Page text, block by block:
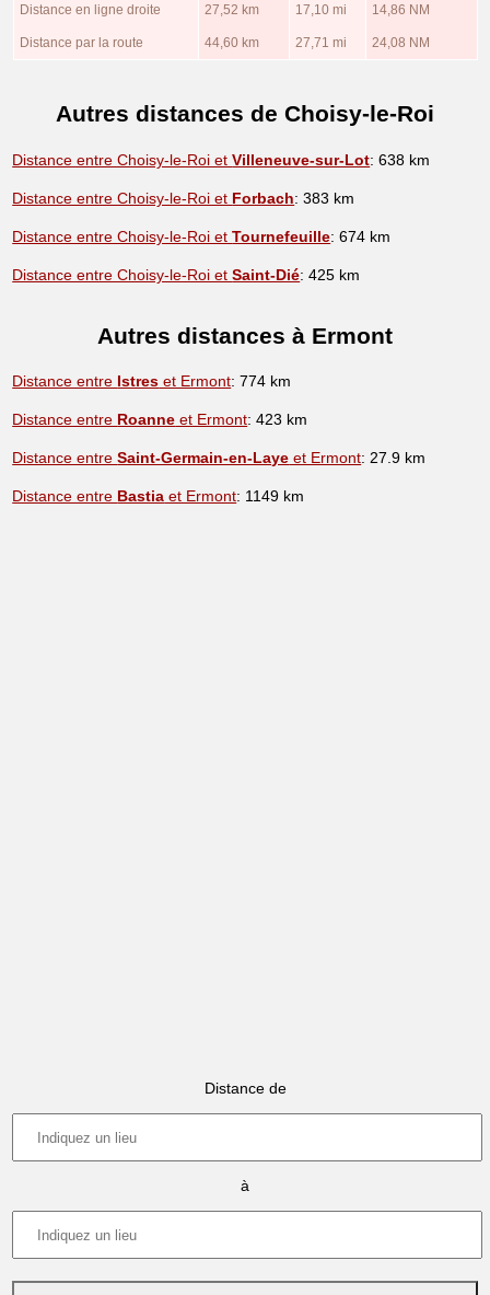
Distance en ligne droite 27,52 km 17,10 mi 14,86 NM
Distance par la route 44,60 km 27,71 mi 24,08 NM
Autres distances de Choisy-le-Roi
Distance entre Choisy-le-Roi etVilleneuve-sur-Lot: 638 km
Distance entre Choisy-le-Roi et Forbach: 383 km
Distance entre Choisy-le-Roi etTournefeuille: 674 km
Distance entre Choisy-le-Roi etSaint-Dié: 425 km
Autres distances à Ermont
Distance entre Istres et Ermont: 774 km
Distance entre Roanne et Ermont: 423 km
Distance entreSaint-Germain-en-Laye et Ermont: 27.9 km
Distance entre Bastia et Ermont: 1149 km
Distance de
à